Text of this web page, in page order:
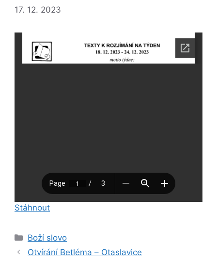
17. 12. 2023
Stáhnout
Rubriky
Boží slovo
Otvírání Betléma – Otaslavice